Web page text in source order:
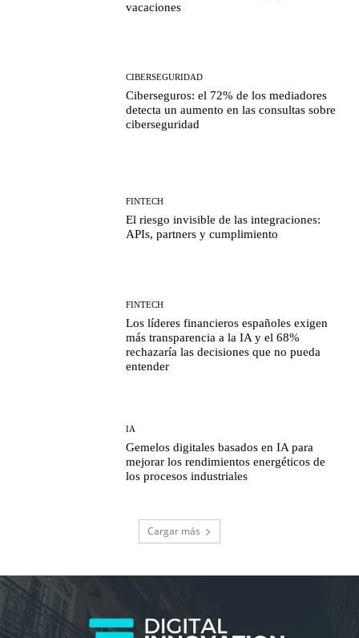
vacaciones
CIBERSEGURIDAD
Ciberseguros: el 72% de los mediadores
detecta un aumento en las consultas sobre
ciberseguridad
FINTECH
El riesgo invisible de las integraciones:
APIs, partners y cumplimiento
FINTECH
Los líderes financieros españoles exigen
más transparencia a la IA y el 68%
rechazaría las decisiones que no pueda
entender
IA
Gemelos digitales basados en IA para
mejorar los rendimientos energéticos de
los procesos industriales
Cargar más